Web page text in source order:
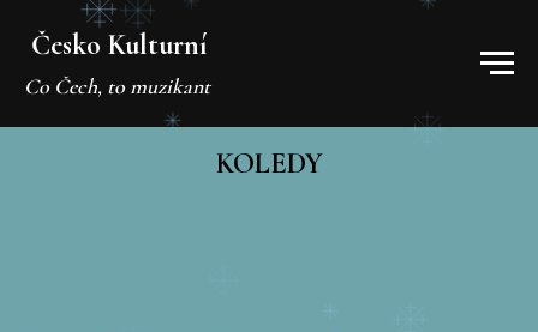
Česko Kulturní
Co Čech, to muzikant
KOLEDY